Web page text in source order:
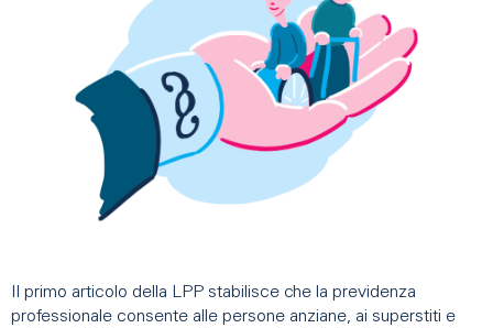
Il primo articolo della LPP stabilisce che la previdenza
professionale consente alle persone anziane, ai superstiti e